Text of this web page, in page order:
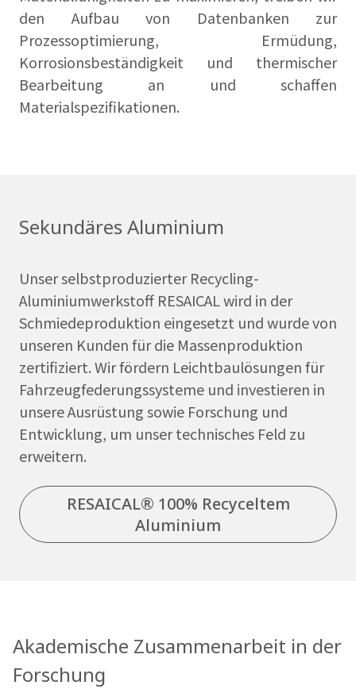
den Aufbau von Datenbanken zur
Prozessoptimierung, Ermüdung,
Korrosionsbeständigkeit und thermischer
Bearbeitung an und schaffen
Materialspezifikationen.
Sekundäres Aluminium
Unser selbstproduzierter Recycling-
Aluminiumwerkstoff RESAICAL wird in der
Schmiedeproduktion eingesetzt und wurde von
unseren Kunden für die Massenproduktion
zertifiziert. Wir fördern Leichtbaulösungen für
Fahrzeugfederungssysteme und investieren in
unsere Ausrüstung sowie Forschung und
Entwicklung, um unser technisches Feld zu
erweitern.
RESAICAL® 100% Recyceltem
Aluminium
Akademische Zusammenarbeit in der
Forschung